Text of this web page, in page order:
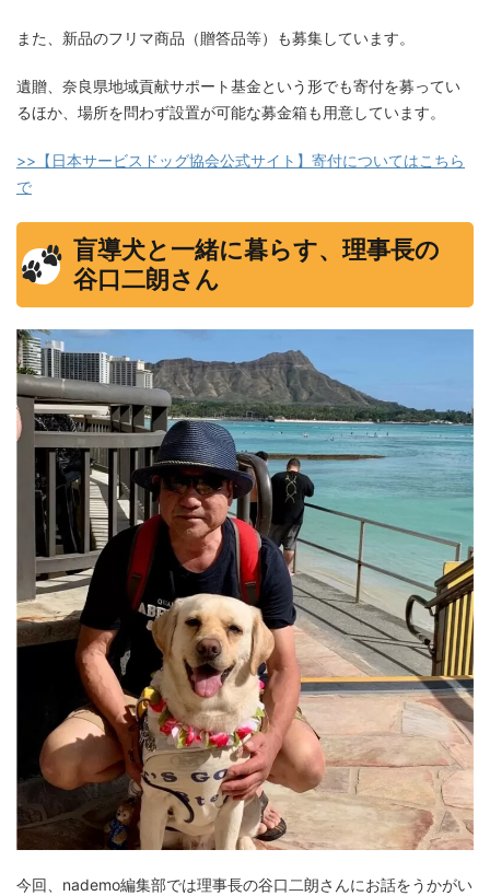
また、新品のフリマ商品（贈答品等）も募集しています。
遺贈、奈良県地域貢献サポート基金という形でも寄付を募ってい
るほか、場所を問わず設置が可能な募金箱も用意しています。
>>【日本サービスドッグ協会公式サイト】寄付についてはこちら
で
盲導犬と一緒に暮らす、理事長の
谷口二朗さん
今回、nademo編集部では理事長の谷口二朗さんにお話をうかがい